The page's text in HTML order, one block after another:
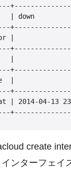
| down
|
|
|
| 2014-04-13
create
ンターフェイ